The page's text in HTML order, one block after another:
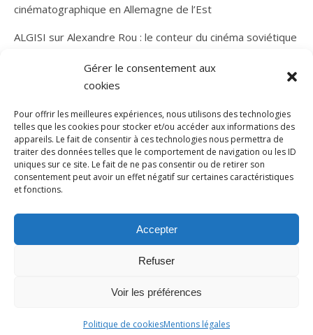
Gérer le consentement aux
cookies
Pour offrir les meilleures expériences, nous utilisons des technologies
telles que les cookies pour stocker et/ou accéder aux informations des
appareils. Le fait de consentir à ces technologies nous permettra de
traiter des données telles que le comportement de navigation ou les ID
uniques sur ce site. Le fait de ne pas consentir ou de retirer son
consentement peut avoir un effet négatif sur certaines caractéristiques
et fonctions.
Accepter
Refuser
Voir les préférences
Politique de cookiesMentions légales
cinématographique en Allemagne de l’Est
ALGISI sur Alexandre Rou : le conteur du cinéma soviétique
Accueil A propos de l’Arène d’Airain Mentions légales
Hébergé par Webchezmoi
HAUT DE PAGE